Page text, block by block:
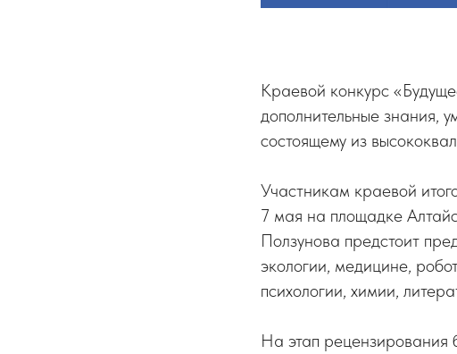
Краевой конкурс
дополнительные знания,
состоящему из
Участникам краевой
7 мая на площадке
Ползунова предстоит
экологии, медицине,
психологии, химии,
На этап рецензирования